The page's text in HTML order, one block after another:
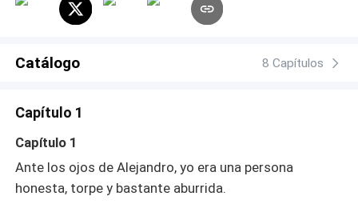
Catálogo 8 Capítulos
Capítulo 1
Capítulo 1
Ante los ojos de Alejandro, yo era una persona
honesta, torpe y bastante aburrida.